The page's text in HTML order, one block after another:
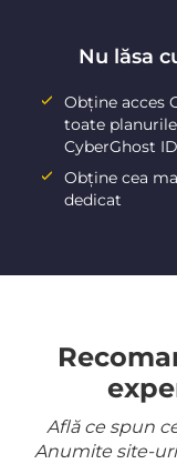
Nu lăsa
Obține acces
toate
CyberGhost
Obține cea
dedicat
Află ce spun
Anumite site-